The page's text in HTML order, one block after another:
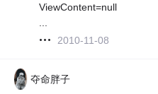
ViewContent=null
2010-11-08
夺命胖子